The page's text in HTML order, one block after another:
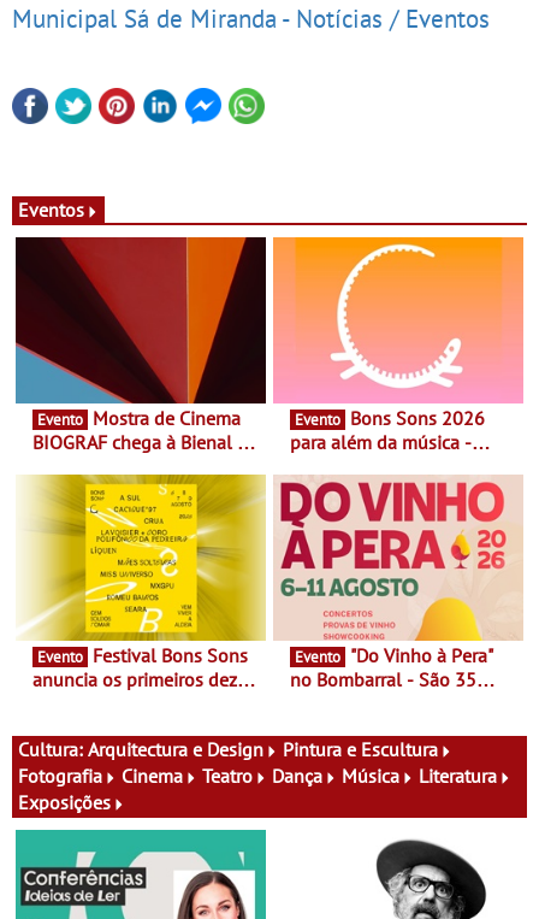
Municipal Sá de Miranda - Notícias / Eventos
Eventos
Evento
BIOGRAF chega à Bienal de
Documentário, ensaio
fílmico e práticas artísticas
Evento
para além da música -
percursos, oficinas,
atividades para toda a
família e muito mais
Evento
anuncia os primeiros dez
Evento
no Bombarral - São 35
experiências
Cultura: Arquitectura e Design
Pintura e Escultura
Fotografia
Cinema Teatro Dança Música
Literatura
Exposições